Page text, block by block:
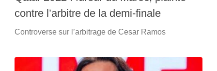
contre l’arbitre de la demi-finale
Controverse sur l’arbitrage de Cesar Ramos